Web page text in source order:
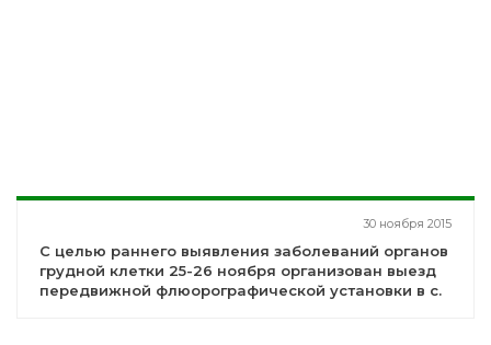
30 ноября 2015
С целью раннего выявления заболеваний органов
грудной клетки 25-26 ноября организован выезд
передвижной флюорографической установки в с.